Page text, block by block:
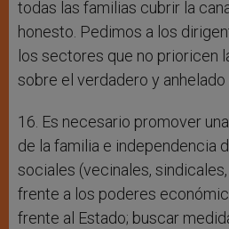
todas las familias cubrir la
honesto. Pedimos a los
los sectores que no prioricen
sobre el verdadero y
16. Es necesario promover
de la familia e independencia
sociales (vecinales,
frente a los poderes
frente al Estado; buscar